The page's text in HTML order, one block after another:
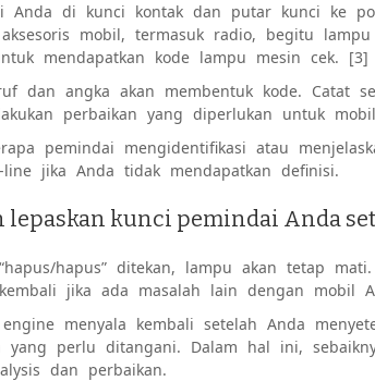
Anda di kunci kontak dan putar kunci ke
mobil, termasuk radio, begitu
mendapatkan kode lampu mesin cek. [3]
dan angka akan membentuk kode. Catat
perbaikan yang diperlukan untuk
pemindai mengidentifikasi atau
jika Anda tidak mendapatkan definisi.
lepaskan kunci pemindai Anda
hapus” ditekan, lampu akan tetap
jika ada masalah lain dengan mobil
menyala kembali setelah Anda
yang perlu ditangani. Dalam hal ini,
dan perbaikan.